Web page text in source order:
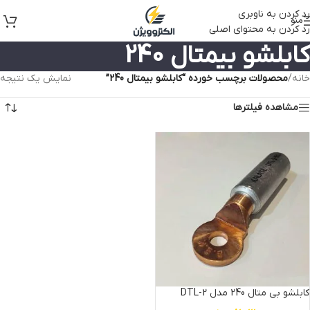
رد کردن به ناوبری
رد کردن به محتوای اصلی
منو
کابلشو بیمتال 240
خانه/محصولات برچسب خورده “کابلشو بیمتال 240” نمایش یک نتیجه
مشاهده فیلترها
کابلشو بی متال 240 مدل DTL-2